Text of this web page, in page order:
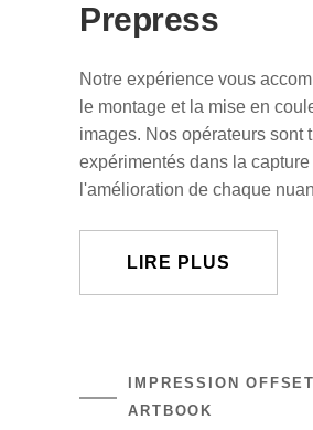
Prepress
Notre expérience vous
le montage et la mise en
images. Nos opérateurs sont
expérimentés dans la capture
l'amélioration de chaque
LIRE PLUS
IMPRESSION
ARTBOOK